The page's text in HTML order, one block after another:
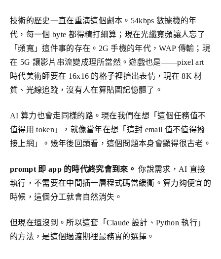
技術的歷史一直在重演這個劇本。54kbps 數據機的年
代，每一個 byte 都得精打細算；現在光纖寬頻讓人忘了
「頻寬」這件事的存在。2G 手機的年代，WAP 傳輸；現
在 5G 讓影片串流變成理所當然。遊戲也是——pixel art
時代美術師要在 16x16 的格子裡擠出表情，現在 8K 材
質、光線追蹤，沒有人在算貼圖記憶體了。
AI 算力也會走同樣的路。現在我們在想「這個任務值不
值得用 token」，就像當年在想「這封 email 值不值得撥
接上網」。幾年後回頭看，這個問題本身會顯得很古老。
prompt 即 app 的時代終究會到來。 你說需求，AI 直接
執行，不需要在中間插一層程式碼當緩衝。算力夠便宜的
時候，這個分工就會自然消失。
但現在還沒到。所以這套「Claude 設計、Python 執行」
的方法，是這個過渡期裡最務實的選擇。